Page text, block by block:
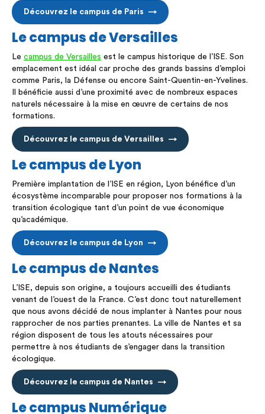
Découvrez le campus de Paris
Le campus de Versailles
Le campus de Versailles est le campus historique de l’ISE. Son
emplacement est idéal car proche des grands bassins d’emploi
comme Paris, la Défense ou encore Saint-Quentin-en-Yvelines.
Il bénéficie aussi d’une proximité avec de nombreux espaces
naturels nécessaire à la mise en œuvre de certains de nos
formations.
Découvrez le campus de Versailles
Le campus de Lyon
Première implantation de l’ISE en région, Lyon bénéfice d’un
écosystème incomparable pour proposer nos formations à la
transition écologique tant d’un point de vue économique
qu’académique.
Découvrez le campus de Lyon
Le campus de Nantes
L’ISE, depuis son origine, a toujours accueilli des étudiants
venant de l’ouest de la France. C’est donc tout naturellement
que nous avons décidé de nous implanter à Nantes pour nous
rapprocher de nos parties prenantes. La ville de Nantes et sa
région disposent de tous les atouts nécessaires pour
permettre à nos étudiants de s’engager dans la transition
écologique.
Découvrez le campus de Nantes
Le campus Numérique